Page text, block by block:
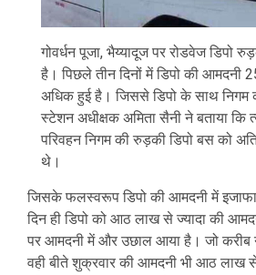
गोवर्धन पूजा, भैय्यादूज पर रोडवेज डिपो
है। पिछले तीन दिनों में डिपो की आमदनी
अधिक हुई है। जिससे डिपो के साथ निगम
स्टेशन अधीक्षक अमिता सैनी ने बताया कि
परिवहन निगम की रुड़की डिपो बस को
थे।
जिसके फलस्वरूप डिपो की आमदनी में
दिन ही डिपो को आठ लाख से ज्यादा की
पर आमदनी में और उछाल आया है। जो करीब
वही बीते शुक्रवार की आमदनी भी आठ लाख